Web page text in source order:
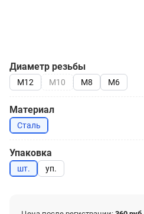
Диаметр резьбы
М12 М10 М8 М6
Материал
Сталь
Упаковка
шт. уп.